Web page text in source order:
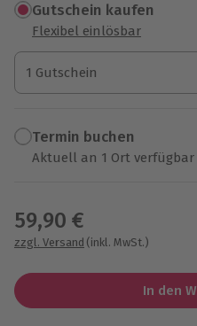
Gutschein kaufen
Flexibel einlösbar
1 Gutschein
1 Gutschein
1 Gutschein
Termin buchen
Aktuell an 1 Ort verfügbar
59,90 €
zzgl. Versand (inkl. MwSt.)
In den